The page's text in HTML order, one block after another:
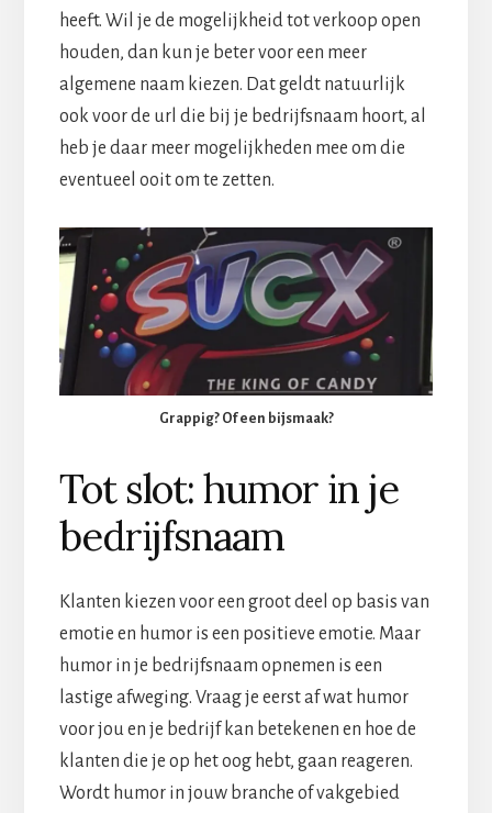
heeft. Wil je de mogelijkheid tot verkoop open
houden, dan kun je beter voor een meer
algemene naam kiezen. Dat geldt natuurlijk
ook voor de url die bij je bedrijfsnaam hoort, al
heb je daar meer mogelijkheden mee om die
eventueel ooit om te zetten.
Grappig? Of een bijsmaak?
Tot slot: humor in je
bedrijfsnaam
Klanten kiezen voor een groot deel op basis van
emotie en humor is een positieve emotie. Maar
humor in je bedrijfsnaam opnemen is een
lastige afweging. Vraag je eerst af wat humor
voor jou en je bedrijf kan betekenen en hoe de
klanten die je op het oog hebt, gaan reageren.
Wordt humor in jouw branche of vakgebied